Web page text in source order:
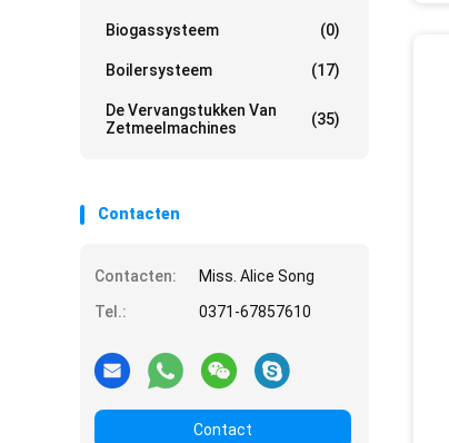
Biogassysteem (0)
Boilersysteem (17)
De Vervangstukken Van
Zetmeelmachines
(35)
Contacten
Contacten:
Miss. Alice Song
Tel.:
0371-67857610
Contact